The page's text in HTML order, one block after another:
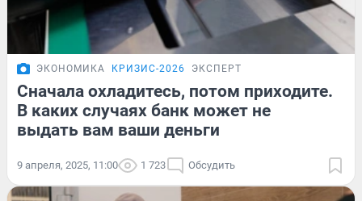
ЭКОНОМИКА КРИЗИС-2026 ЭКСПЕРТ
Сначала охладитесь, потом приходите.
В каких случаях банк может не
выдать вам ваши деньги
9 апреля, 2025, 11:00 1 723 Обсудить